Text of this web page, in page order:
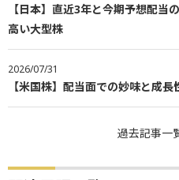
【日本】直近3年と今期予想配当
高い大型株
2026/07/31
【米国株】配当面での妙味と成
過去記事一